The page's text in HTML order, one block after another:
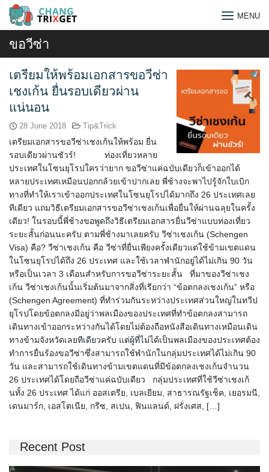
Skip
content
Search
for:
MENU
ขอวีซ่า
เตรียมให้พร้อมเอกสารขอวีซ่า
เชงเก้น ยื่นรอบเดียวผ่าน
แน่นอน
28 June 2018 Tip&Trick
เตรียมเอกสารขอวีซ่าเชงเก้นให้พร้อม ยื่น
รอบเดียวผ่านชัวร์! ท่องเที่ยวหลาย
ประเทศในโซนยุโรปใครว่ายาก ขอวีซ่าแค่ฉบับเดียวก็เข้าออกได้
หลายประเทศเหมือนปอกกล้วยเข้าปากเลย พี่ช้างจะพาไปรู้จักใบเบิก
ทางที่ทำให้เราเข้าออกประเทศในโซนยุโรปได้มากถึง 26 ประเทศเลย
ทีเดียว แถมวิธีเตรียมเอกสารขอวีซ่าเชงเก้นเพื่อยื่นให้ผ่านฉลุยในครั้ง
เดียว! ในรอบนี้พี่ช้างขอพูดถึงวิธีเตรียมเอกสารยื่นวีซ่าแบบท่องเที่ยว
ระยะสั้นก่อนนะครับ ตามพี่ช้างมาเลยครับ วีซ่าเชงเก้น (Schengen
Visa) คือ? วีซ่าเชงเก้น คือ วีซ่าที่ยื่นเพียงครั้งเดียวแต่ใช้ข้ามเขตแดน
ในโซนยุโรปได้ถึง 26 ประเทศ และใช้เวลาพำนักอยู่ได้ไม่เกิน 90 วัน
หรือเป็นเวลา 3 เดือนสำหรับการขอวีซ่าระยะสั้น ที่มาของวีซ่าเชง
เก้น วีซ่าเชงเก้นนั้นเริ่มต้นมาจากสิ่งที่เรียกว่า “ข้อตกลงเชงเก้น” หรือ
(Schengen Agreement) ที่ทำร่วมกันระหว่างประเทศส่วนใหญ่ในทวีป
ยุโรปโดยข้อตกลงมีอยู่ว่าพลเมืองของประเทศที่ทำข้อตกลงสามารถ
เดินทางเข้าออกระหว่างกันได้โดยไม่ต้องถือหนังสือเดินทางเหมือนเดิน
ทางข้ามจังหวัดเลยทีเดียวครับ แต่ผู้ที่ไม่ได้เป็นพลเมืองของประเทศต้อง
ทำการยื่นร้องขอวีซ่าซึ่งสามารถใช้พำนักในกลุ่มประเทศได้ไม่เกิน 90
วัน และสามารถใช้เดินทางข้ามเขตแดนที่มีข้อตกลงเชงเก้นจำนวน
26 ประเทศได้โดยถือวีซ่าแค่ฉบับเดียว กลุ่มประเทศที่ใช้วีซ่าเชงเก้
นทั้ง 26 ประเทศ ได้แก่ ออสเตรีย, เบลเยียม, สาธารณรัฐเช็ค, เยอรมนี,
เดนมาร์ก, เอสโตเนีย, กรีซ, สเปน, ฟินแลนด์, ฝรั่งเศส, […]
Recent Post